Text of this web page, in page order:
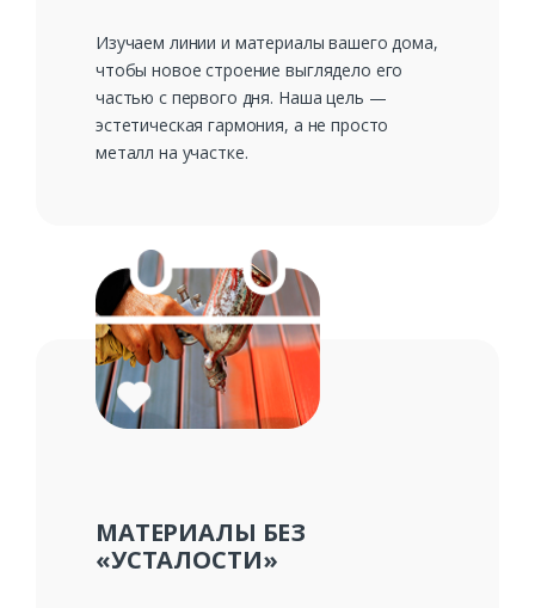
Изучаем линии и материалы вашего дома,
чтобы новое строение выглядело его
частью с первого дня. Наша цель —
эстетическая гармония, а не просто
металл на участке.
МАТЕРИАЛЫ БЕЗ
«УСТАЛОСТИ»